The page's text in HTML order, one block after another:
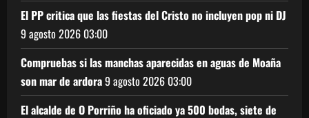
El PP critica que las fiestas del Cristo no incluyen pop ni DJ
9 agosto 2026 03:00
Compruebas si las manchas aparecidas en aguas de Moaña
son mar de ardora9 agosto 2026 03:00
El alcalde de O Porriño ha oficiado ya 500 bodas, siete de